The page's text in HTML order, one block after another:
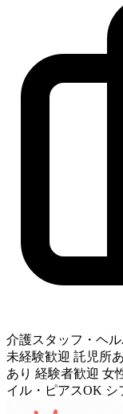
介護スタッフ・ヘ
未経験歓迎 託児所
あり 経験者歓迎 女
イル・ピアスOK シ